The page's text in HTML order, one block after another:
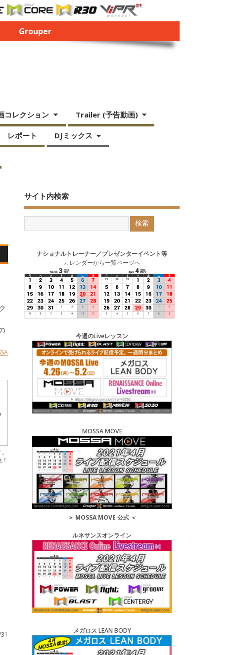
Grouper
コレクション Trailer (予告動画)
レポート DJミックス
サイト内検索
ナショナルトレーナー／プレゼンターイベント等
カレンダーから一覧ページへ
今週のLiveレッスン
MOSSA MOVE
＞ MOSSA MOVE 公式＜
ルネサンスオンライン
メガロス LEAN BODY